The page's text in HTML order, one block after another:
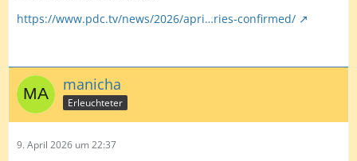
https://www.pdc.tv/news/2026/apri…ries-confirmed/
manicha
Erleuchteter
9. April 2026 um 22:37